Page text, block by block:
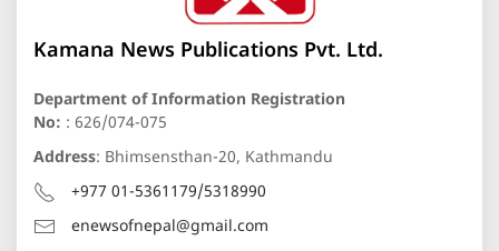
Kamana News Publications Pvt. Ltd.
Department of Information Registration
No: : 626/074-075
Address: Bhimsensthan-20, Kathmandu
+977 01-5361179/5318990
enewsofnepal@gmail.com